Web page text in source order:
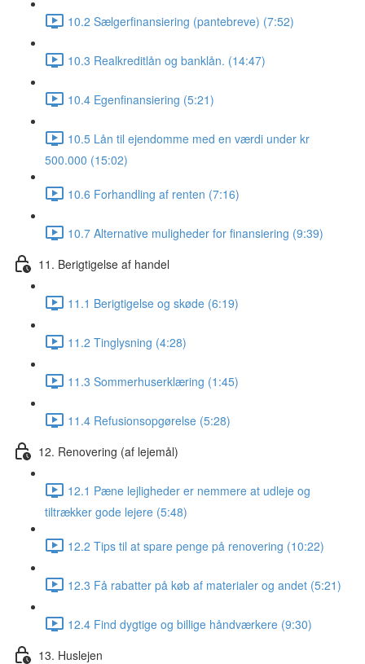
10.2 Sælgerfinansiering (pantebreve) (7:52)
10.3 Realkreditlån og banklån. (14:47)
10.4 Egenfinansiering (5:21)
10.5 Lån til ejendomme med en værdi under kr
500.000 (15:02)
10.6 Forhandling af renten (7:16)
10.7 Alternative muligheder for finansiering (9:39)
11. Berigtigelse af handel
11.1 Berigtigelse og skøde (6:19)
11.2 Tinglysning (4:28)
11.3 Sommerhuserklæring (1:45)
11.4 Refusionsopgørelse (5:28)
12. Renovering (af lejemål)
12.1 Pæne lejligheder er nemmere at udleje og
tiltrækker gode lejere (5:48)
12.2 Tips til at spare penge på renovering (10:22)
12.3 Få rabatter på køb af materialer og andet (5:21)
12.4 Find dygtige og billige håndværkere (9:30)
13. Huslejen